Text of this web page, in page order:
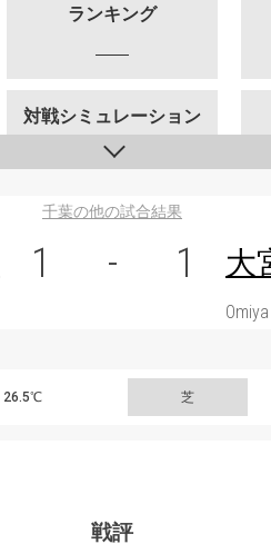
ランキング
対戦シミュレーション
千葉の他の試合結果
1 - 1 大
26.5℃ 芝
戦評